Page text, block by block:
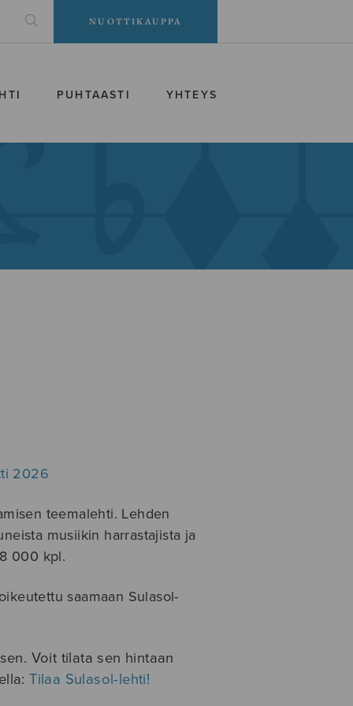
NUOTTIKAUPPA
PUHTAASTI YHTEYS
2026
teemalehti. Lehden
musiikin harrastajista ja
000 kpl.
saamaan Sulasol-
Voit tilata sen hintaan
Tilaa Sulasol-lehti!